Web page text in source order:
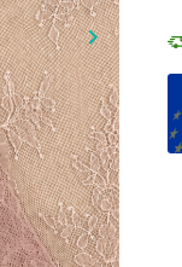
Nästa
keyboard_arrow_right